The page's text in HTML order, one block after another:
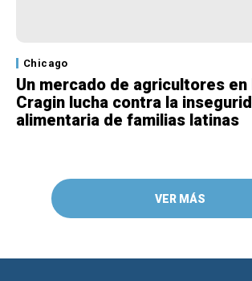
Chicago
Un mercado de agricultores en
Cragin lucha contra la
alimentaria de familias latinas
VER MÁS